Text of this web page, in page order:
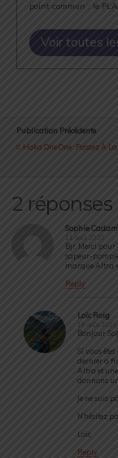
point commun : le
Voir toutes
Publication Précédente
Hoka One One : Passez À
2 réponses
Sophie
11 août 2020
Bjr. Merci pour
sapeur-
marque Altra
Reply
Loïc Roig
18 août 2020
Bonjour
Si vous
dernier a
Altra et
donnons
Je ne suis
N’hésitez
Loïc
Reply